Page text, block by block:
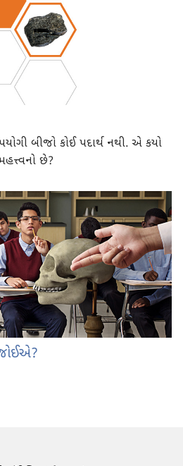
બીજો કોઈ પદાર્થ નથી. એ કયો
છે?
જોઈએ?